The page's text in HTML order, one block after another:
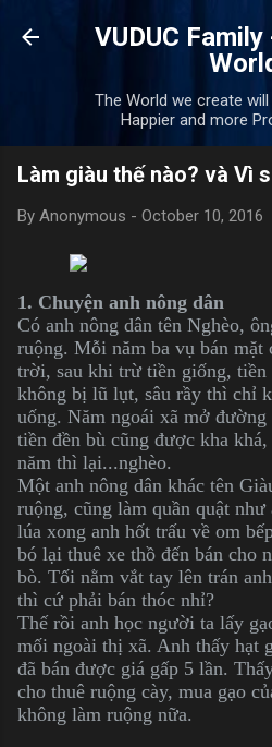
Skip to main
VUDUC
The World we create
Happier and more
Làm giàu thế nào? và Vì
By Anonymous - October 10, 2016
1. Chuyện anh nông dân
Có anh nông dân tên Nghèo,
ruộng. Mỗi năm ba vụ bán mặt
trời, sau khi trừ tiền giống, tiền
không bị lũ lụt, sâu rầy thì chỉ
uống. Năm ngoái xã mở đường
tiền đền bù cũng được kha
năm thì lại...nghèo.
Một anh nông dân khác tên
ruộng, cũng làm quần quật
lúa xong anh hốt trấu về om
bó lại thuê xe thồ đến bán cho
bò. Tối nằm vắt tay lên trán
thì cứ phải bán thóc nhỉ?
Thế rồi anh học người ta lấy
mối ngoài thị xã. Anh thấy hạt
đã bán được giá gấp 5 lần.
cho thuê ruộng cày, mua gạo
không làm ruộng nữa.